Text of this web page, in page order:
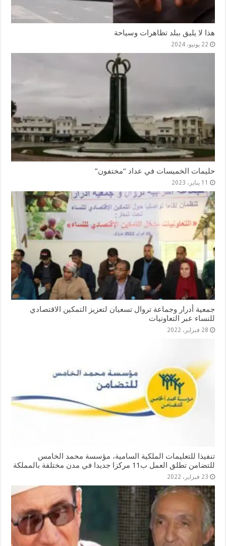
هذا لا يليق ببلد تظاهرات وسياحة
22 يونيو، 2024
حليمات الخميسات في عداد “مختفون”
11 يناير، 2023
جمعية أدرار وجماعة تروال تسعيان لتعزيز التمكين الاقتصادي
للنساء عبر التعاونيات
28 فبراير، 2022
تنفيذا للتعليمات الملكية السامية، مؤسسة محمد الخامس
للتضامن تطلق العمل ب11 مركزا جديدا في مدن مختلفة بالمملكة
23 فبراير، 2022